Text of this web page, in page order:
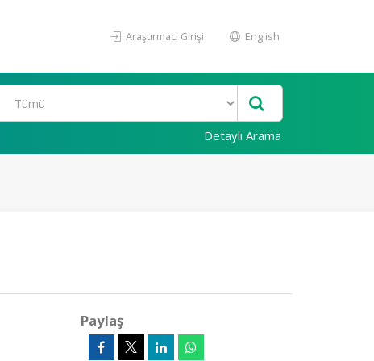
Araştırmacı Girişi English
Detaylı Arama
Paylaş